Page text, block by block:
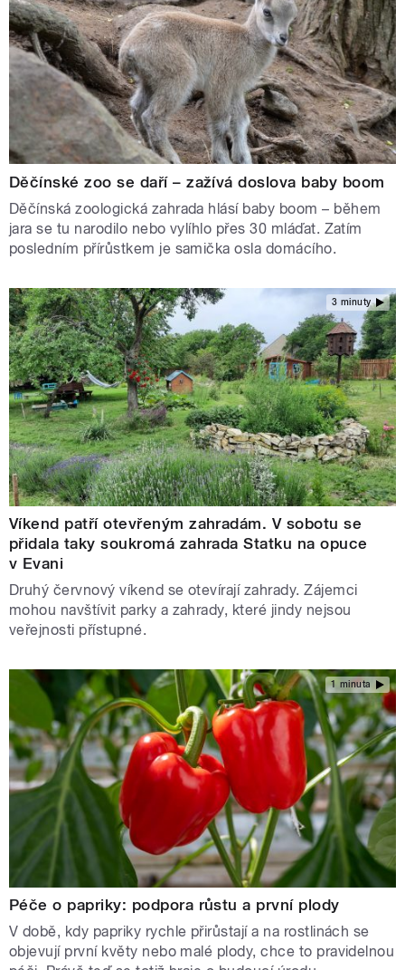
Děčínské zoo se daří – zažívá doslova baby boom
Děčínská zoologická zahrada hlásí baby boom – během
jara se tu narodilo nebo vylíhlo přes 30 mláďat. Zatím
posledním přírůstkem je samička osla domácího.
3 minuty
Víkend patří otevřeným zahradám. V sobotu se
přidala taky soukromá zahrada Statku na opuce
v Evani
Druhý červnový víkend se otevírají zahrady. Zájemci
mohou navštívit parky a zahrady, které jindy nejsou
veřejnosti přístupné.
1 minuta
Péče o papriky: podpora růstu a první plody
V době, kdy papriky rychle přirůstají a na rostlinách se
objevují první květy nebo malé plody, chce to pravidelnou